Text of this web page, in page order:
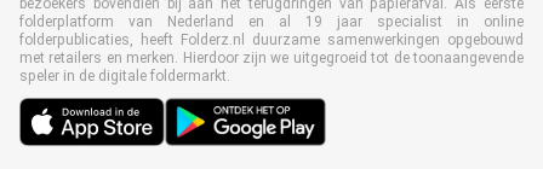
bezoekers bovendien bij aan het terugdringen van papierafval. Als eerste
folderplatform van Nederland en al 19 jaar specialist in online
folderpublicaties, heeft Folderz.nl duurzame samenwerkingen opgebouwd
met retailers en merken. Hierdoor zijn we uitgegroeid tot de toonaangevende
speler in de digitale foldermarkt.